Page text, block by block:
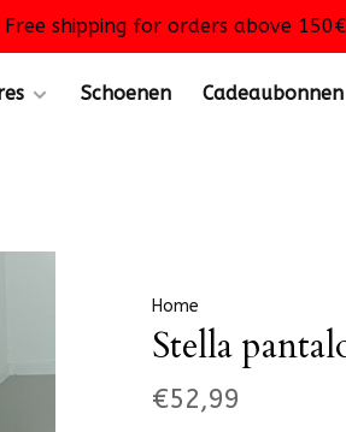
Free shipping for orders above
Schoenen Cadeaubonnen
Home
Stella
€52,99